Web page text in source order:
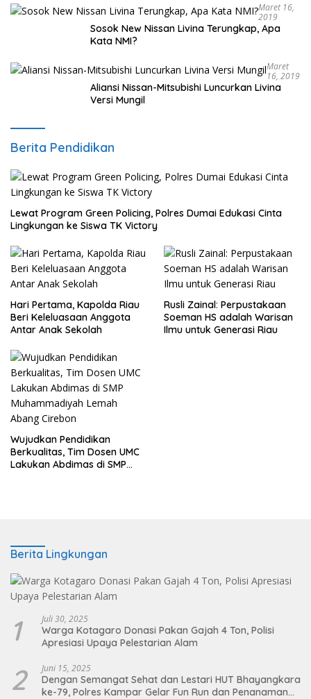
Maret 16,
2019
Sosok New Nissan Livina Terungkap, Apa
Kata NMI?
Maret
16, 2019
Aliansi Nissan-Mitsubishi Luncurkan Livina
Versi Mungil
Berita Pendidikan
Lewat Program Green Policing, Polres Dumai Edukasi Cinta
Lingkungan ke Siswa TK Victory
Hari Pertama, Kapolda Riau
Beri Keleluasaan Anggota
Antar Anak Sekolah
Rusli Zainal: Perpustakaan
Soeman HS adalah Warisan
Ilmu untuk Generasi Riau
Wujudkan Pendidikan
Berkualitas, Tim Dosen UMC
Lakukan Abdimas di SMP
Berita Lingkungan
1 Juli 30, 2025
Warga Kotagaro Donasi Pakan Gajah 4 Ton, Polisi
Apresiasi Upaya Pelestarian Alam
2 Juni 15, 2025
Dengan Semangat Sehat dan Lestari HUT Bhayangkara
ke-79, Polres Kampar Gelar Fun Run dan Penanaman